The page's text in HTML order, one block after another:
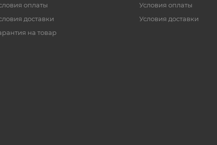
оплаты
доставки
на товар
Условия оплаты
Условия доставки